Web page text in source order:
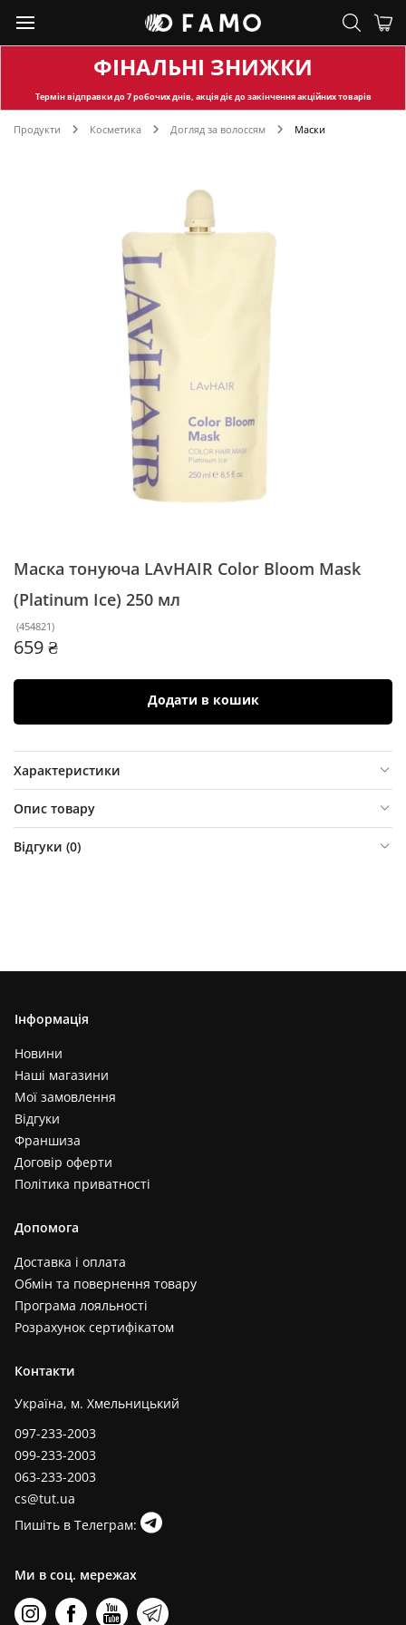
ФІНАЛЬНІ ЗНИЖКИ
Термін відправкидо 7 робочих днів, акція діє до закінчення акційних товарів
Продукти Косметика Догляд за волоссям Маски
Маска тонуюча LAvHAIR Color Bloom Mask
(Platinum Ice) 250 мл
(454821)
659 ₴
Додати в кошик
Характеристики
Опис товару
Відгуки (0)
Інформація
Новини
Наші магазини
Мої замовлення
Відгуки
Франшиза
Договір оферти
Політика приватності
Допомога
Доставка і оплата
Обмін та повернення товару
Програма лояльності
Розрахунок сертифікатом
Контакти
Україна, м. Хмельницький
097-233-2003
099-233-2003
063-233-2003
cs@tut.ua
Пишіть в Телеграм:
Ми в соц. мережах